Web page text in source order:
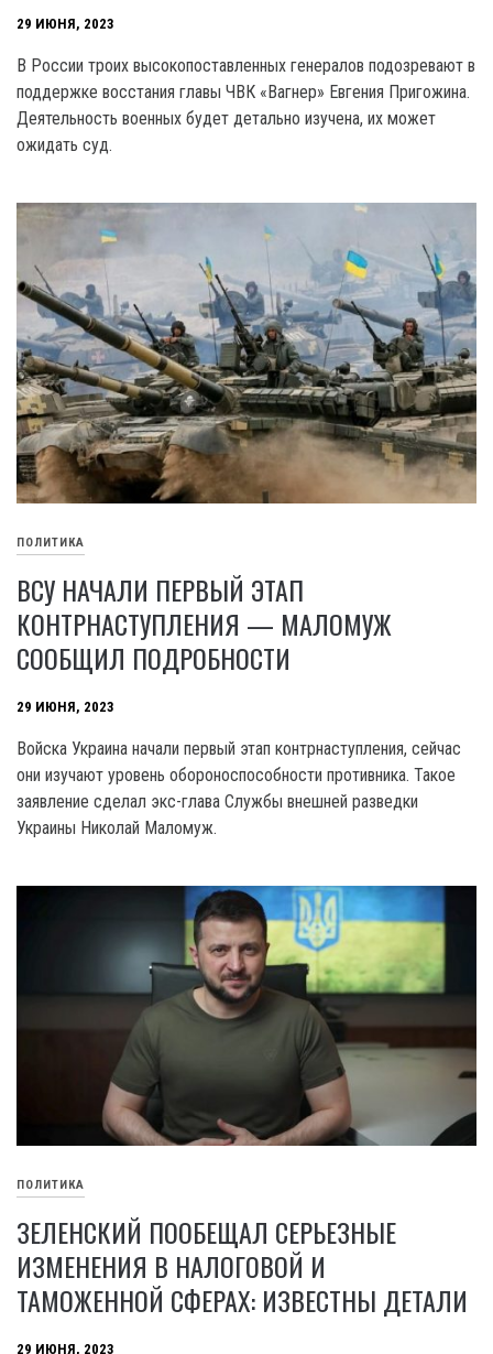
29 ИЮНЯ, 2023
B России троих высокопоставленных генералов подозревают в
поддержке восстания главы ЧВК «Вагнер» Евгения Пригожина.
Деятельность военных будет детально изучена, их может
ожидать суд.
ПОЛИТИКА
ВСУ НАЧАЛИ ПЕРВЫЙ ЭТАП
КОНТРНАСТУПЛЕНИЯ — МАЛОМУЖ
СООБЩИЛ ПОДРОБНОСТИ
29 ИЮНЯ, 2023
Войска Украина начали первый этап контрнаступления, сейчас
они изучают уровень обороноспособности противника. Такое
заявление сделал экс-глава Службы внешней разведки
Украины Николай Маломуж.
ПОЛИТИКА
ЗЕЛЕНСКИЙ ПООБЕЩАЛ СЕРЬЕЗНЫЕ
ИЗМЕНЕНИЯ В НАЛОГОВОЙ И
ТАМОЖЕННОЙ СФЕРАХ: ИЗВЕСТНЫ ДЕТАЛИ
29 ИЮНЯ, 2023